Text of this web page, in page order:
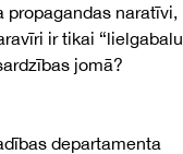
propagandas naratīvi,
ir tikai “lielgabalu
jomā?
departamenta